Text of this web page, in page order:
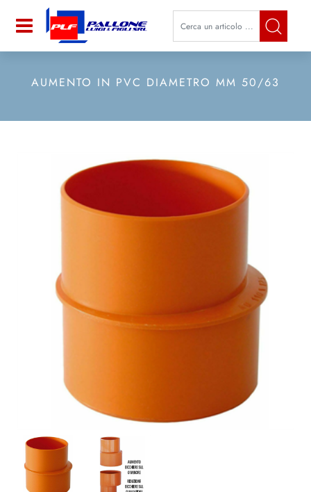
Open La modifica di un filtro
AUMENTO IN PVC DIAMETRO MM 50/63